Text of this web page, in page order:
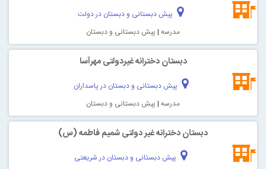
پیش دبستانی و دبستان در دولت
مدرسه | پیش دبستانی و دبستان
دبستان دخترانه غیردولتی مهرآسا
پیش دبستانی و دبستان در پاسداران
مدرسه | پیش دبستانی و دبستان
دبستان دخترانه غیر دولتی شمیم فاطمه (س)
پیش دبستانی و دبستان در شریعتی